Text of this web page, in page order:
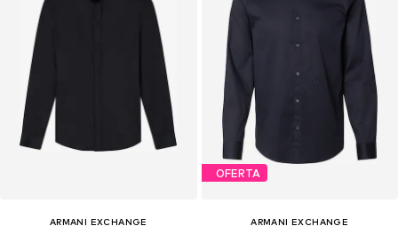
ARMANI EXCHANGE
OFERTA
ARMANI EXCHANGE